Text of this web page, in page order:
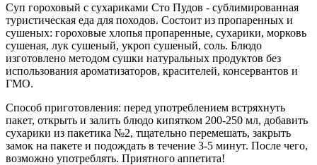
Суп гороховый с сухариками Сто Пудов - сублимированная
туристическая еда для походов. Состоит из пропаренных и
сушеных: гороховые хлопья пропаренные, сухарики, морковь
сушеная, лук сушеный, укроп сушеный, соль. Блюдо
изготовлено методом сушки натуральных продуктов без
использования ароматизаторов, красителей, консервантов и
ГМО.
Способ приготовления: перед употреблением встряхнуть
пакет, открыть и залить блюдо кипятком 200-250 мл, добавить
сухарики из пакетика №2, тщательно перемешать, закрыть
замок на пакете и подождать в течение 3-5 минут. После чего,
возможно употреблять. Приятного аппетита!